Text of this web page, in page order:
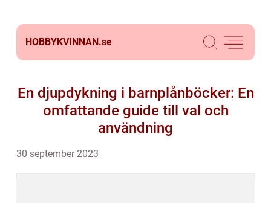
HOBBYKVINNAN.se
En djupdykning i barnplånböcker: En
omfattande guide till val och
användning
30 september 2023